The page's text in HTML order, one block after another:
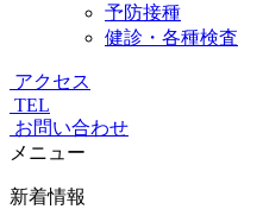
予防接種
健診・各種検査
アクセス
TEL
お問い合わせ
メニュー
新着情報